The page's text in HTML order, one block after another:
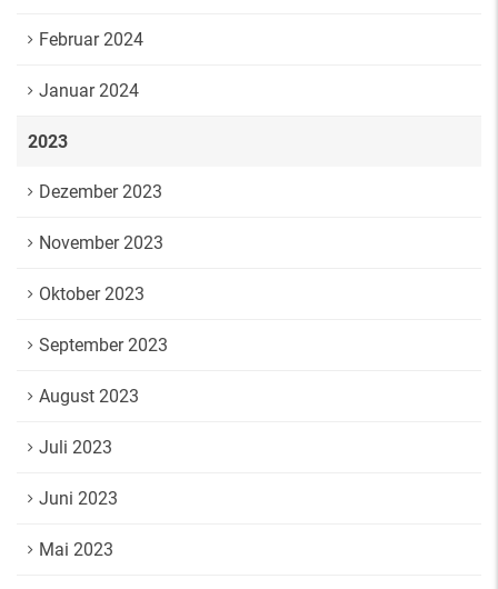
Februar 2024
Januar 2024
2023
Dezember 2023
November 2023
Oktober 2023
September 2023
August 2023
Juli 2023
Juni 2023
Mai 2023